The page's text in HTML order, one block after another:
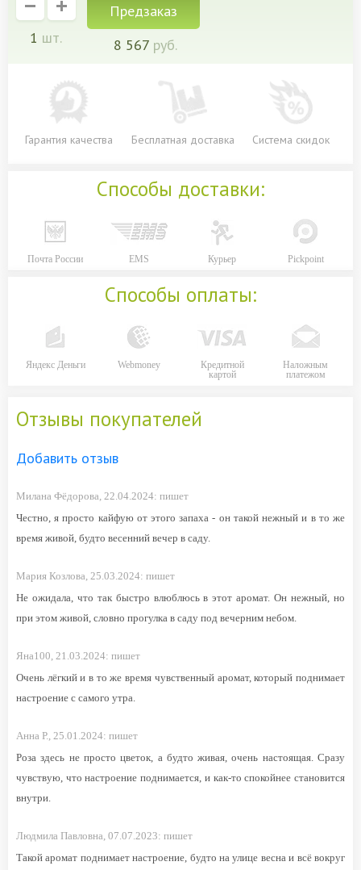
1 шт.
Предзаказ
8 567 руб.
Гарантия качества Бесплатная доставка Система скидок
Способы доставки:
Почта России EMS Курьер Pickpoint
Способы оплаты:
Яндекс Деньги Webmoney
Кредитной
картой
Наложным
платежом
Отзывы покупателей
Добавить отзыв
Милана Фёдорова, 22.04.2024: пишет
Честно, я просто кайфую от этого запаха - он такой нежный и в то же
время живой, будто весенний вечер в саду.
Мария Козлова, 25.03.2024: пишет
Не ожидала, что так быстро влюблюсь в этот аромат. Он нежный, но
при этом живой, словно прогулка в саду под вечерним небом.
Яна100, 21.03.2024: пишет
Очень лёгкий и в то же время чувственный аромат, который поднимает
настроение с самого утра.
Анна Р., 25.01.2024: пишет
Роза здесь не просто цветок, а будто живая, очень настоящая. Сразу
чувствую, что настроение поднимается, и как-то спокойнее становится
внутри.
Людмила Павловна, 07.07.2023: пишет
Такой аромат поднимает настроение, будто на улице весна и всё вокруг